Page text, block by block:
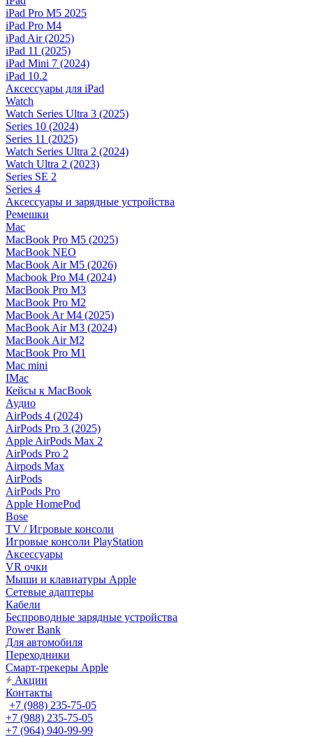
iPad Pro M5 2025
iPad Pro M4
iPad Air (2025)
iPad 11 (2025)
iPad Mini 7 (2024)
iPad 10.2
Аксессуары для iPad
Watch
Watch Series Ultra 3 (2025)
Series 10 (2024)
Series 11 (2025)
Watch Series Ultra 2 (2024)
Watch Ultra 2 (2023)
Series SE 2
Series 4
Аксессуары и зарядные устройства
Ремешки
Mac
MacBook Pro M5 (2025)
MacBook NEO
MacBook Air M5 (2026)
Macbook Pro M4 (2024)
MacBook Pro M3
MacBook Pro M2
MacBook Ar M4 (2025)
MacBook Air M3 (2024)
MacBook Air M2
MacBook Pro M1
Mac mini
IMac
Кейсы к MacBook
Аудио
AirPods 4 (2024)
AirPods Pro 3 (2025)
Apple AirPods Max 2
AirPods Pro 2
Airpods Max
AirPods
AirPods Pro
Apple HomePod
Bose
TV / Игровые консоли
Игровые консоли PlayStation
Аксессуары
VR очки
Мыши и клавиатуры Apple
Сетевые адаптеры
Кабели
Беспроводные зарядные устройства
Power Bank
Для автомобиля
Переходники
Смарт-трекеры Apple
Акции
Контакты
+7 (988) 235-75-05
+7 (988) 235-75-05
+7 (964) 940-99-99